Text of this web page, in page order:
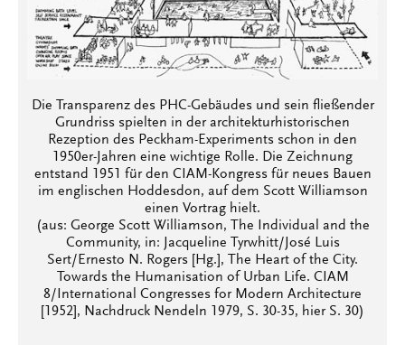
Die Transparenz des PHC-Gebäudes und sein fließender
Grundriss spielten in der architekturhistorischen
Rezeption des Peckham-Experiments schon in den
1950er-Jahren eine wichtige Rolle. Die Zeichnung
entstand 1951 für den CIAM-Kongress für neues Bauen
im englischen Hoddesdon, auf dem Scott Williamson
einen Vortrag hielt.
(aus: George Scott Williamson, The Individual and the
Community, in: Jacqueline Tyrwhitt/José Luis
Sert/Ernesto N. Rogers [Hg.], The Heart of the City.
Towards the Humanisation of Urban Life. CIAM
8/International Congresses for Modern Architecture
[1952], Nachdruck Nendeln 1979, S. 30-35, hier S. 30)